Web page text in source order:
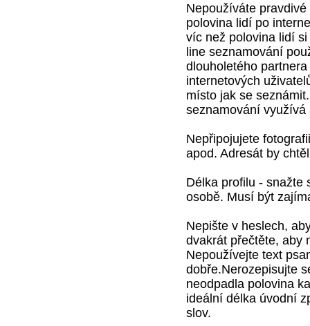
Nepoužíváte
polovina lidí po
víc než polovina lidí
line seznamování
dlouholetého
internetových
místo jak se
seznamování
Nepřipojujete
apod. Adresát by
Délka profilu - snažte
osobě. Musí být
Nepište v heslech,
dvakrát přečtěte, aby
Nepoužívejte text
dobře.Nerozepisujte
neodpadla polovina
ideální délka úvodní
slov.